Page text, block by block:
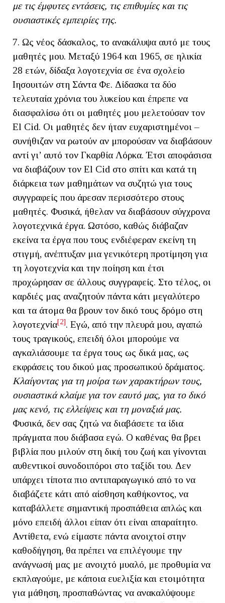
με τις έμφυτες εντάσεις, τις επιθυμίες και τις
ουσιαστικές εμπειρίες της.
7. Ως νέος δάσκαλος, το ανακάλυψα αυτό με τους
μαθητές μου. Μεταξύ 1964 και 1965, σε ηλικία
28 ετών, δίδαξα λογοτεχνία σε ένα σχολείο
Ιησουιτών στη Σάντα Φε. Δίδασκα τα δύο
τελευταία χρόνια του λυκείου και έπρεπε να
διασφαλίσω ότι οι μαθητές μου μελετούσαν τον
El Cid. Οι μαθητές δεν ήταν ευχαριστημένοι –
συνήθιζαν να ρωτούν αν μπορούσαν να διαβάσουν
αντί γι’ αυτό τον Γκαρθία Λόρκα. Έτσι αποφάσισα
να διαβάζουν τον El Cid στο σπίτι και κατά τη
διάρκεια των μαθημάτων να συζητώ για τους
συγγραφείς που άρεσαν περισσότερο στους
μαθητές. Φυσικά, ήθελαν να διαβάσουν σύγχρονα
λογοτεχνικά έργα. Ωστόσο, καθώς διάβαζαν
εκείνα τα έργα που τους ενδιέφεραν εκείνη τη
στιγμή, ανέπτυξαν μια γενικότερη προτίμηση για
τη λογοτεχνία και την ποίηση και έτσι
προχώρησαν σε άλλους συγγραφείς. Στο τέλος, οι
καρδιές μας αναζητούν πάντα κάτι μεγαλύτερο
και τα άτομα θα βρουν τον δικό τους δρόμο στη
λογοτεχνία[2]. Εγώ, από την πλευρά μου, αγαπώ
τους τραγικούς, επειδή όλοι μπορούμε να
αγκαλιάσουμε τα έργα τους ως δικά μας, ως
εκφράσεις του δικού μας προσωπικού δράματος.
Κλαίγοντας για τη μοίρα των χαρακτήρων τους,
ουσιαστικά κλαίμε για τον εαυτό μας, για το δικό
μας κενό, τις ελλείψεις και τη μοναξιά μας.
Φυσικά, δεν σας ζητώ να διαβάσετε τα ίδια
πράγματα που διάβασα εγώ. Ο καθένας θα βρει
βιβλία που μιλούν στη δική του ζωή και γίνονται
αυθεντικοί συνοδοιπόροι στο ταξίδι του. Δεν
υπάρχει τίποτα πιο αντιπαραγωγικό από το να
διαβάζετε κάτι από αίσθηση καθήκοντος, να
καταβάλλετε σημαντική προσπάθεια απλώς και
μόνο επειδή άλλοι είπαν ότι είναι απαραίτητο.
Αντίθετα, ενώ είμαστε πάντα ανοιχτοί στην
καθοδήγηση, θα πρέπει να επιλέγουμε την
ανάγνωσή μας με ανοιχτό μυαλό, με προθυμία να
εκπλαγούμε, με κάποια ευελιξία και ετοιμότητα
για μάθηση, προσπαθώντας να ανακαλύψουμε